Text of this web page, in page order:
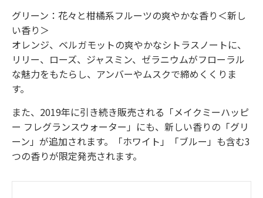
グリーン：花々と柑橘系フルーツの爽やかな香り＜新し
い香り＞
オレンジ、ベルガモットの爽やかなシトラスノートに、
リリー、ローズ、ジャスミン、ゼラニウムがフローラル
な魅力をもたらし、アンバーやムスクで締めくくりま
す。
また、2019年に引き続き販売される「メイクミーハッピ
ー フレグランスウォーター」にも、新しい香りの「グリ
ーン」が追加されます。「ホワイト」「ブルー」も含む3
つの香りが限定発売されます。